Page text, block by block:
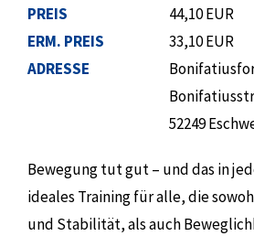
PREIS
ERM. PREIS
ADRESSE
44,10 EUR
33,10 EUR
52249
Bewegung tut gut – und das in
ideales Training für alle, die
und Stabilität, als auch